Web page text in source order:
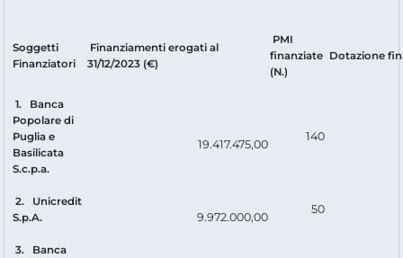
Soggetti
Finanziatori
Finanziamenti erogati al
31/12/2023 (€)
PMI
finanziate
(N.)
Dotazione
1. Banca
Popolare di
Puglia e
Basilicata
S.c.p.a.
19.417.475,00
140
2. Unicredit
S.p.A.
9.972.000,00
50
3. Banca